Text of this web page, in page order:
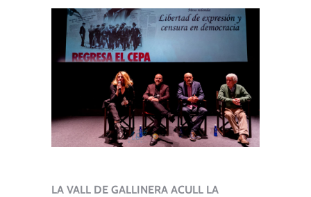
LA VALL DE GALLINERA ACULL LA